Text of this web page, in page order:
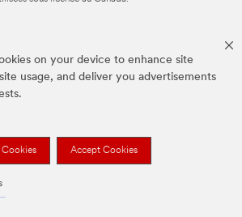
on your device to enhance site
usage, and deliver you advertisements
Cookies Accept Cookies